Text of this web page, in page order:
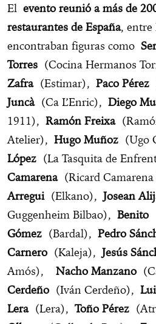
El evento reunió a más de
restaurantes de España, entre
encontraban figuras como
Torres (Cocina Hermanos
Zafra (Estimar), Paco Pérez
Juncà (Ca L’Enric), Diego
1911), Ramón Freixa
Atelier), Hugo Muñoz (Ugo
López (La Tasquita de
Camarena (Ricard
Arregui (Elkano), Josean
Guggenheim Bilbao), Benito
Gómez (Bardal), Pedro
Carnero (Kaleja), Jesús
Amós), Nacho Manzano
Cerdeño (Iván Cerdeño),
Lera (Lera),Toño Pérez